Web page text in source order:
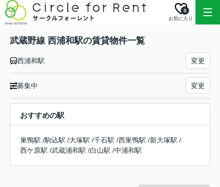
お気に入り
0
武蔵野線 西浦和駅の賃貸物件一覧
西浦和駅 変更
募集中 変更
おすすめの駅
巣鴨駅 /駒込駅 /大塚駅 /千石駅 /西巣鴨駅 /新大塚駅 /
西ケ原駅 /武蔵浦和駅 /白山駅 /中浦和駅